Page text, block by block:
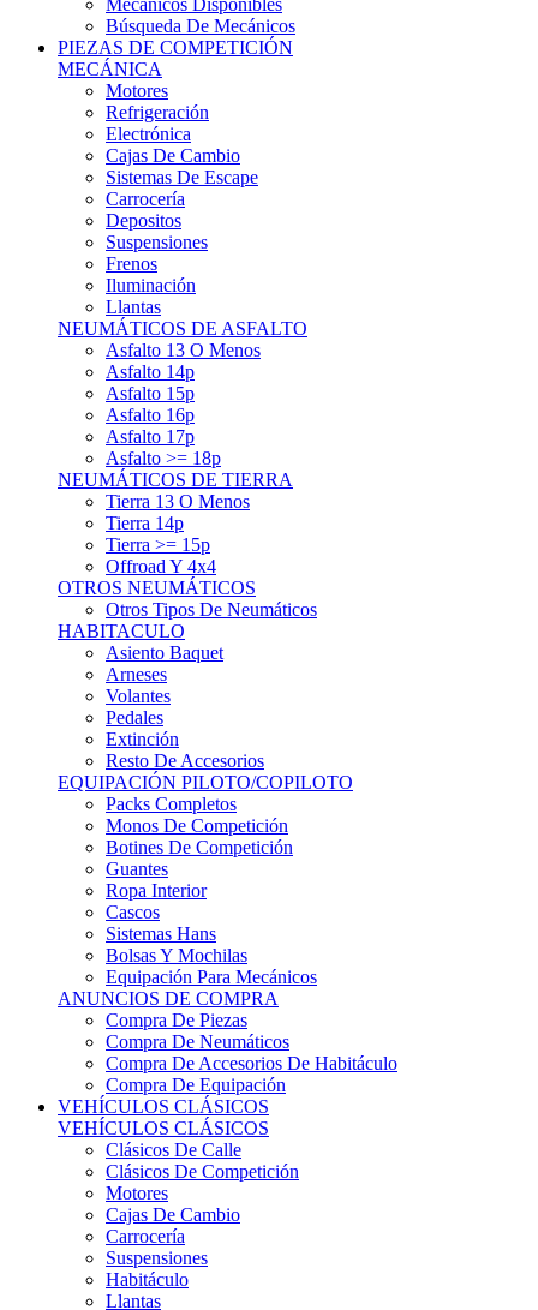
Mecánicos Disponibles
Búsqueda De Mecánicos
PIEZAS DE COMPETICIÓN
MECÁNICA
Motores
Refrigeración
Electrónica
Cajas De Cambio
Sistemas De Escape
Carrocería
Depositos
Suspensiones
Frenos
Iluminación
Llantas
NEUMÁTICOS DE ASFALTO
Asfalto 13 O Menos
Asfalto 14p
Asfalto 15p
Asfalto 16p
Asfalto 17p
Asfalto >= 18p
NEUMÁTICOS DE TIERRA
Tierra 13 O Menos
Tierra 14p
Tierra >= 15p
Offroad Y 4x4
OTROS NEUMÁTICOS
Otros Tipos De Neumáticos
HABITACULO
Asiento Baquet
Arneses
Volantes
Pedales
Extinción
Resto De Accesorios
EQUIPACIÓN PILOTO/COPILOTO
Packs Completos
Monos De Competición
Botines De Competición
Guantes
Ropa Interior
Cascos
Sistemas Hans
Bolsas Y Mochilas
Equipación Para Mecánicos
ANUNCIOS DE COMPRA
Compra De Piezas
Compra De Neumáticos
Compra De Accesorios De Habitáculo
Compra De Equipación
VEHÍCULOS CLÁSICOS
VEHÍCULOS CLÁSICOS
Clásicos De Calle
Clásicos De Competición
Motores
Cajas De Cambio
Carrocería
Suspensiones
Habitáculo
Llantas